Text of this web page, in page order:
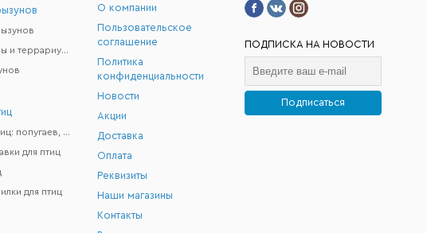
Клетки, вольеры и террариумы
Игрушки для птиц: попугаев, канареек и др.
для птиц
для птиц
О компании
Пользовательское
соглашение
Политика
конфиденциальности
Новости
Акции
Доставка
Оплата
Реквизиты
Наши магазины
Контакты
ПОДПИСКА НА НОВОСТИ
Подписаться